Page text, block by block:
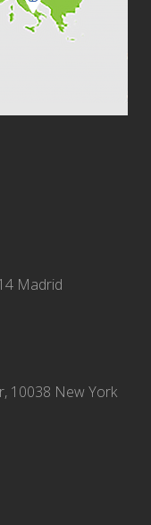
Madrid
10038 New York